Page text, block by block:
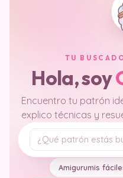
TU
Hola, soy
Encuentro tu patrón
explico técnicas y
Tu pregunta
Amigurumis